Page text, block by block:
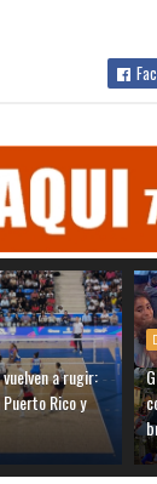
a rugir:
Rico y